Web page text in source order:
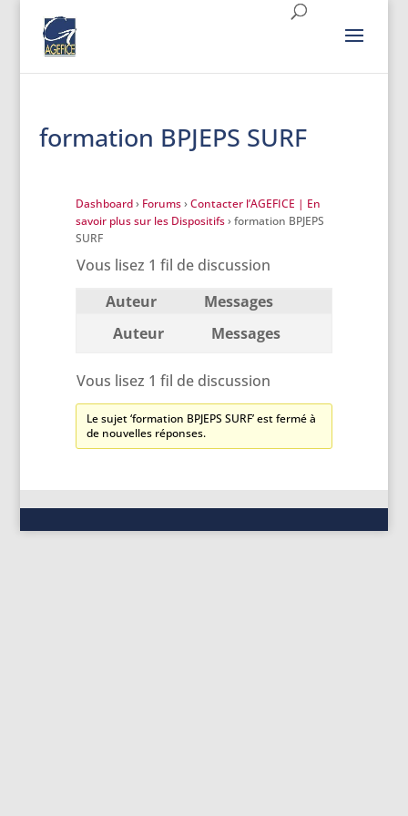
formation BPJEPS SURF
Dashboard › Forums › Contacter l’AGEFICE | En
savoir plus sur les Dispositifs › formation BPJEPS
SURF
Vous lisez 1 fil de discussion
Auteur
Messages
Auteur
Messages
Vous lisez 1 fil de discussion
Le sujet ‘formation BPJEPS SURF’ est fermé à
de nouvelles réponses.